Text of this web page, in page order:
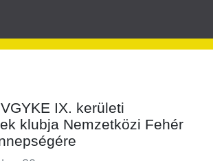
IX. kerületi
klubja Nemzetközi Fehér